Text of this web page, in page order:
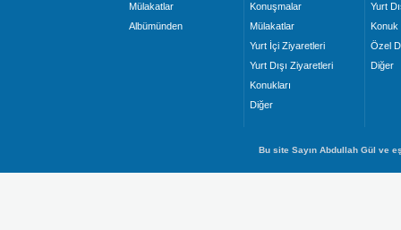
Mülakatlar
Albümünden
Konuşmalar
Mülakatlar
Yurt İçi Ziyaretleri
Yurt Dışı Ziyaretleri
Konukları
Diğer
Yurt
Konuk
Özel
Diğer
Bu site Sayın Abdullah Gül ve